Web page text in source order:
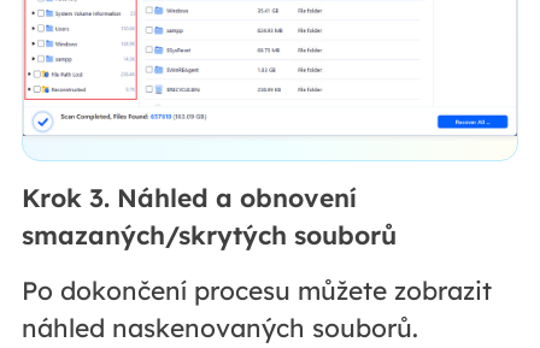
Krok 3. Náhled a obnovení
smazaných/skrytých souborů
Po dokončení procesu můžete zobrazit
náhled naskenovaných souborů.